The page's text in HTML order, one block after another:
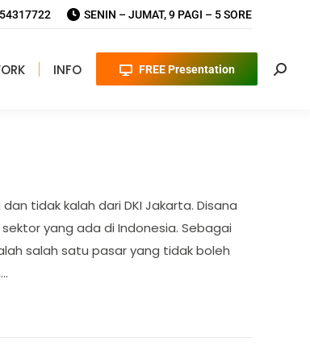
SENIN – JUMAT, 9 PAGI – 5 SORE
INFO FREE Presentation
tidak kalah dari DKI Jakarta. Disana
yang ada di Indonesia. Sebagai
salah satu pasar yang tidak boleh